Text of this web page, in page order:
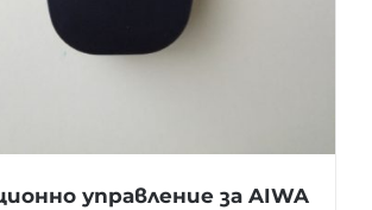
управление за AIWA